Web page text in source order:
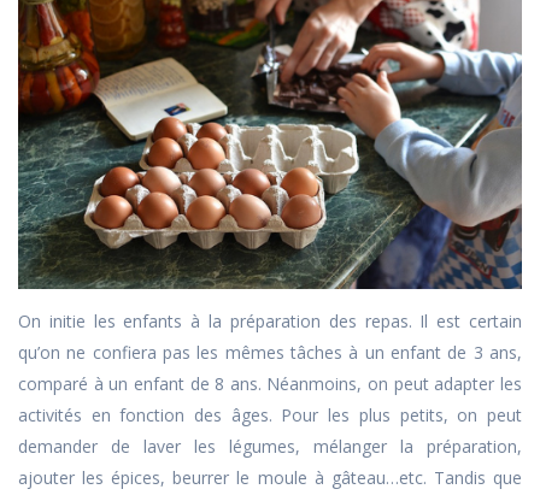
On initie les enfants à la préparation des repas. Il est certain
qu’on ne confiera pas les mêmes tâches à un enfant de 3 ans,
comparé à un enfant de 8 ans. Néanmoins, on peut adapter les
activités en fonction des âges. Pour les plus petits, on peut
demander de laver les légumes, mélanger la préparation,
ajouter les épices, beurrer le moule à gâteau…etc. Tandis que